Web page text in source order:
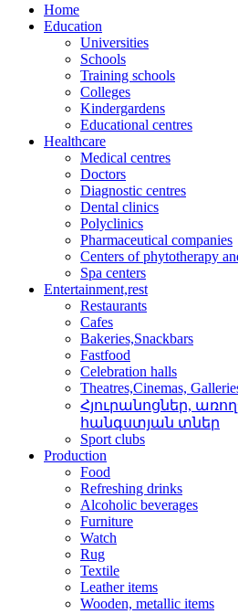
Home
Education
Universities
Schools
Training schools
Colleges
Kindergardens
Educational centres
Healthcare
Medical centres
Doctors
Diagnostic centres
Dental clinics
Polyclinics
Pharmaceutical companies
Centers of phytotherapy
Spa centers
Entertainment,rest
Restaurants
Cafes
Bakeries,Snackbars
Fastfood
Celebration halls
Theatres,Cinemas,
Հյուրանոցներ,
հանգստյան տներ
Sport clubs
Production
Food
Refreshing drinks
Alcoholic beverages
Furniture
Watch
Rug
Textile
Leather items
Wooden, metallic items